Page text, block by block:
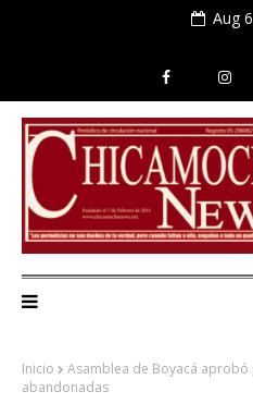
Aug
Inicio
Asamblea de Boyacá
abandonadas